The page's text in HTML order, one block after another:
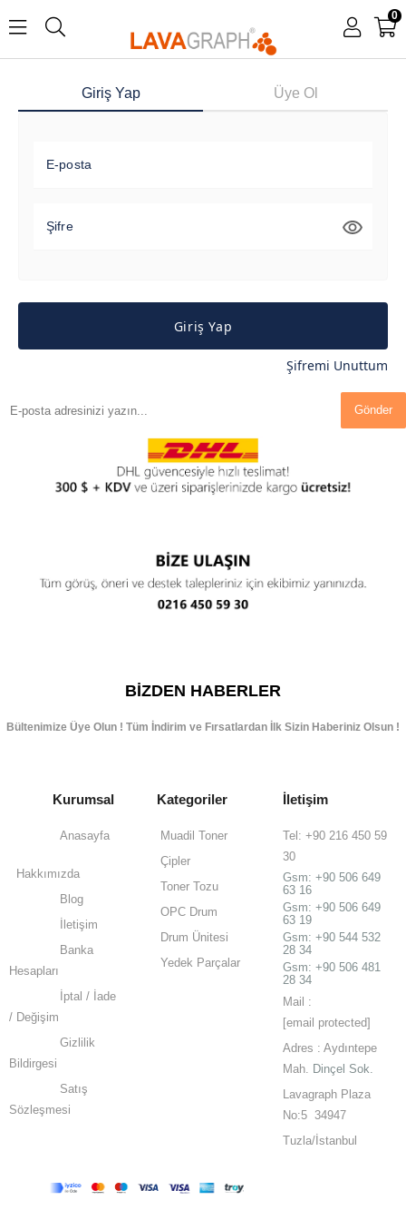
0
Giriş Yap Üye Ol
E-posta
Şifre
Giriş Yap
Şifremi Unuttum
Gönder
BIZDEN HABERLER
Bültenimize Üye Olun ! Tüm İndirim ve Fırsatlardan İlk Sizin Haberiniz Olsun !
Kurumsal
Anasayfa
Hakkımızda
Blog
İletişim
Banka
Hesapları
İptal / İade
/ Değişim
Gizlilik
Bildirgesi
Satış
Sözleşmesi
Kategoriler
Muadil Toner
Çipler
Toner Tozu
OPC Drum
Drum Ünitesi
Yedek Parçalar
İletişim
Tel: +90 216 450 59
30
Gsm:+90 506 649
63 16
Gsm:+90 506 649
63 19
Gsm: +90 544 532
28 34
Gsm: +90 506 481
28 34
Mail :
[email protected]
Adres : Aydıntepe
Mah. Dinçel Sok.
Lavagraph Plaza
No:5 34947
Tuzla/İstanbul